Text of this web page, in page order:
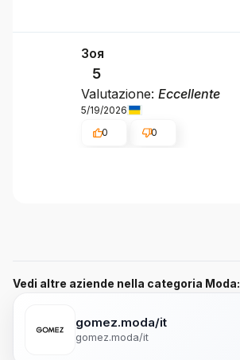
Зоя
5
Valutazione: Eccellente
5/19/2026
0
0
Vedi altre aziende nella categoria Moda:
gomez.moda/it
gomez.moda/it